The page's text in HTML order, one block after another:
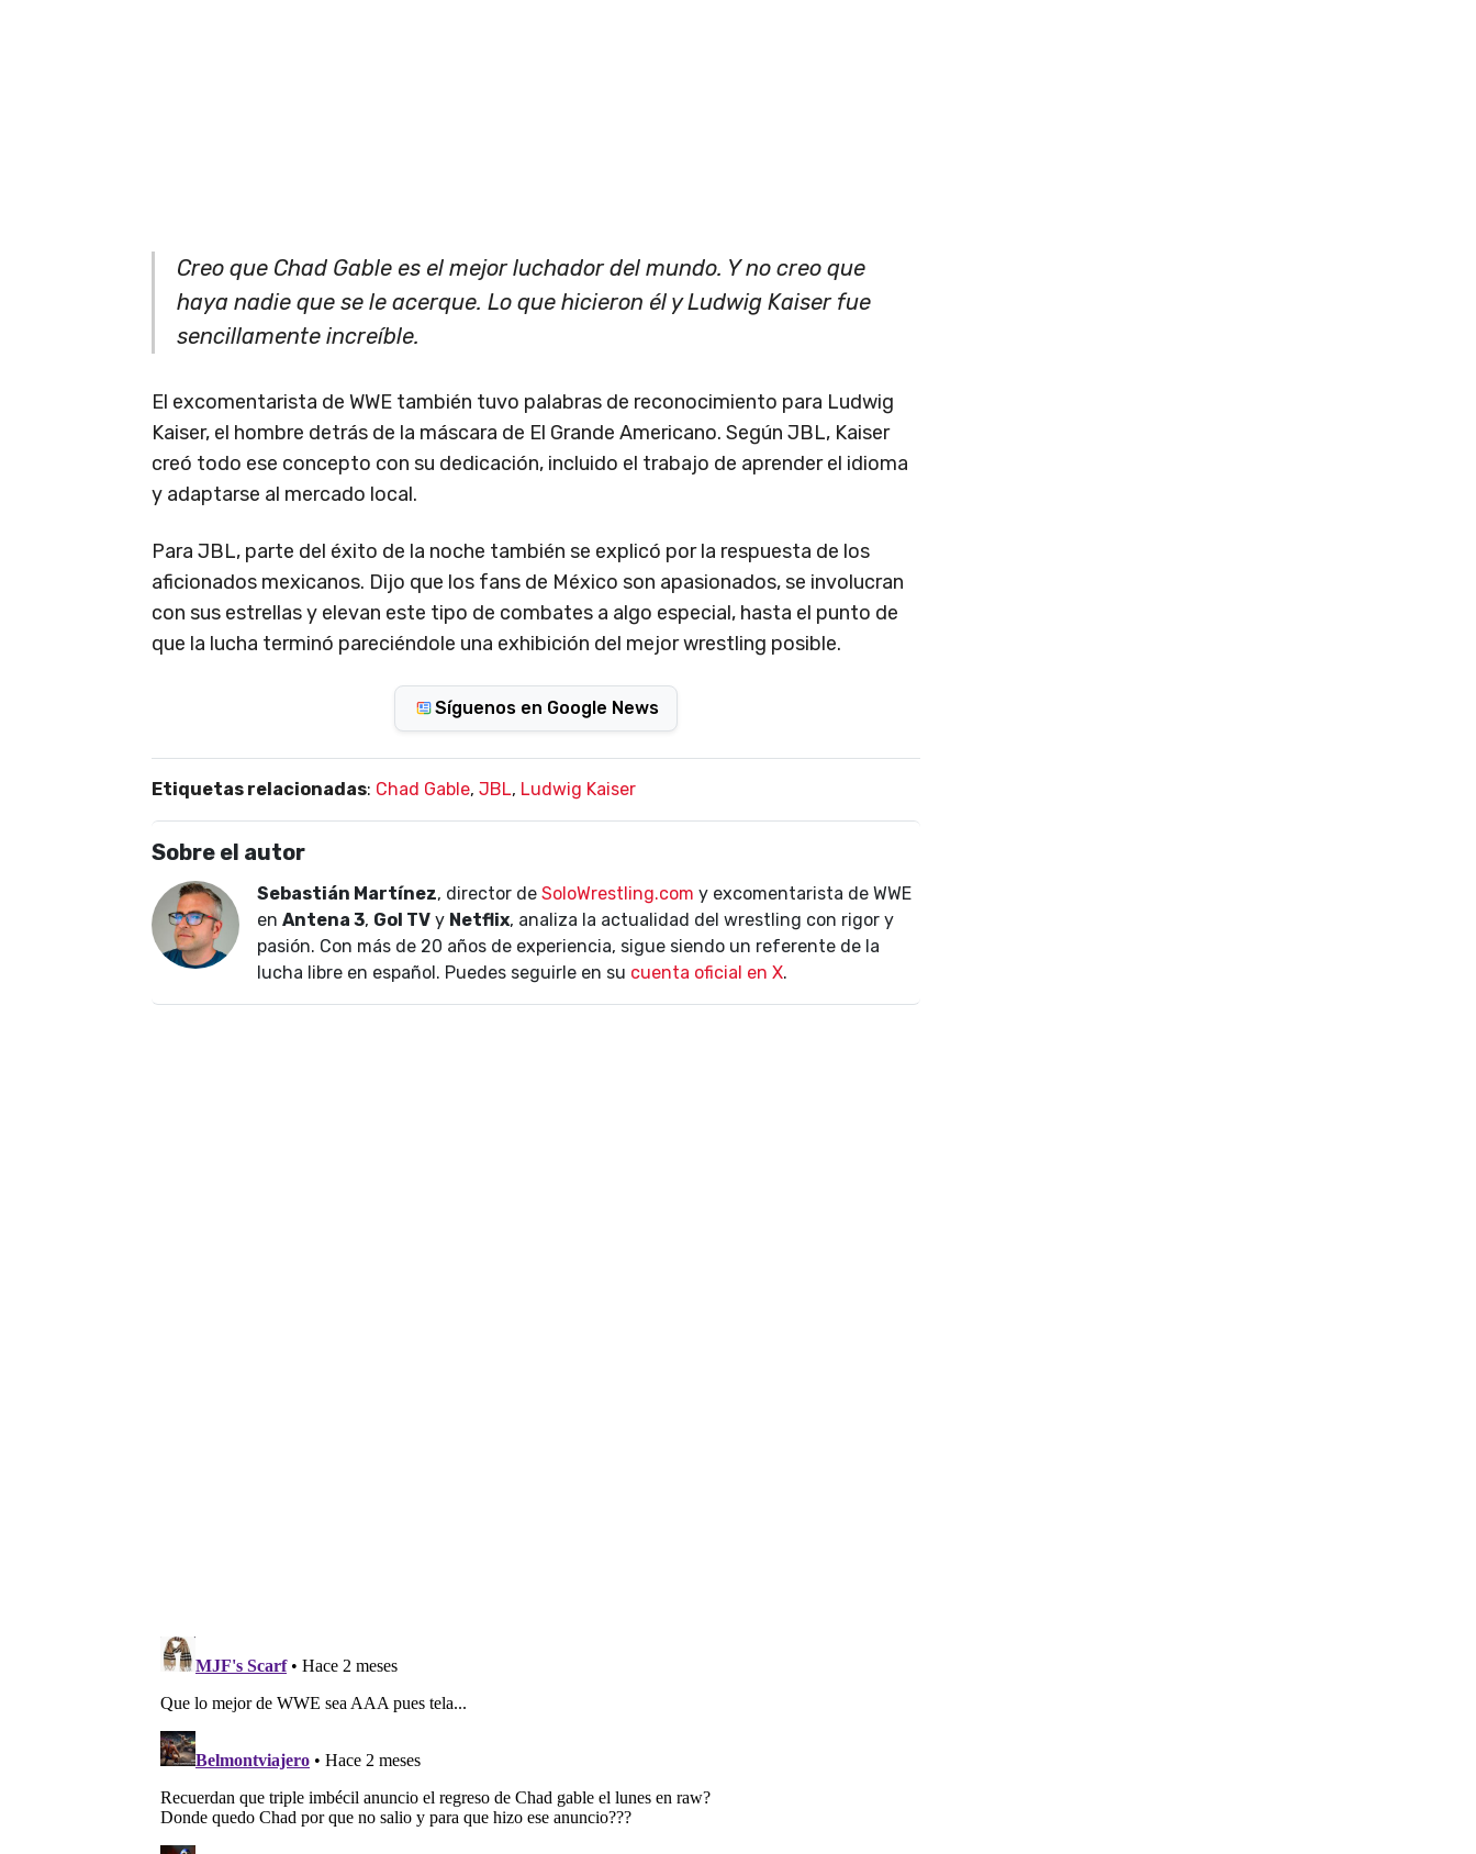
Creo que Chad Gable es el mejor luchador del mundo. Y no creo que
haya nadie que se le acerque. Lo que hicieron él y Ludwig Kaiser fue
sencillamente increíble.
El excomentarista de WWE también tuvo palabras de reconocimiento para Ludwig
Kaiser, el hombre detrás de la máscara de El Grande Americano. Según JBL, Kaiser
creó todo ese concepto con su dedicación, incluido el trabajo de aprender el idioma
y adaptarse al mercado local.
Para JBL, parte del éxito de la noche también se explicó por la respuesta de los
aficionados mexicanos. Dijo que los fans de México son apasionados, se involucran
con sus estrellas y elevan este tipo de combates a algo especial, hasta el punto de
que la lucha terminó pareciéndole una exhibición del mejor wrestling posible.
Síguenos en Google News
Etiquetas relacionadas: Chad Gable, JBL, Ludwig Kaiser
Sobre el autor
Sebastián Martínez, director de SoloWrestling.com y excomentarista de WWE
en Antena 3, Gol TV y Netflix, analiza la actualidad del wrestling con rigor y
pasión. Con más de 20 años de experiencia, sigue siendo un referente de la
lucha libre en español. Puedes seguirle en su cuenta oficial en X.